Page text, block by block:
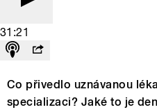
31:21
Co přivedlo uznávanou
specializaci? Jaké to je